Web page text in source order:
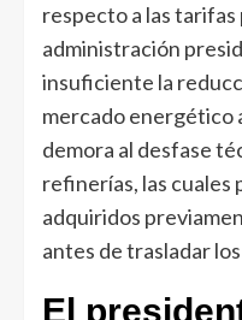
respecto a las tarifas
administración
insuficiente la
mercado energético
demora al desfase
refinerías, las cuales
adquiridos
antes de trasladar
El